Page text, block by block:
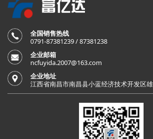
全国销售热线
0791-87381239 / 87381238
企业邮箱
ncfuyida.2007@163.com
企业地址
江西省南昌市南昌县小蓝经济技术开发区